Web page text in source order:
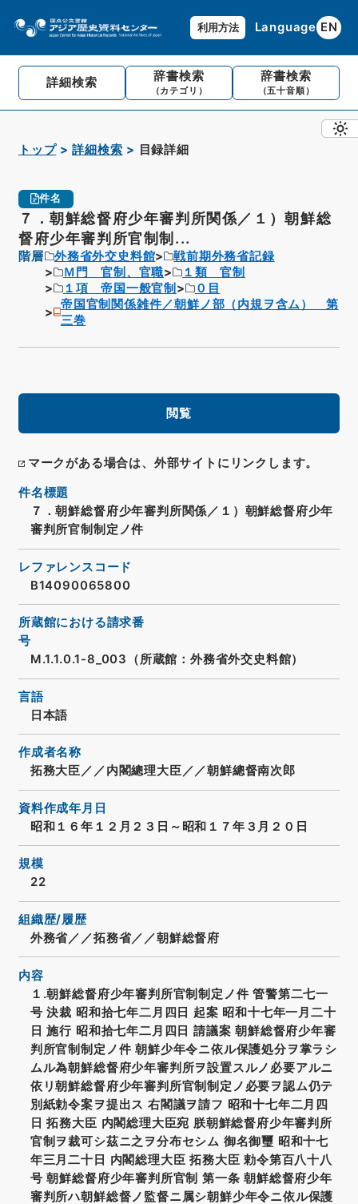
利用方法 Language EN
詳細検索 辞書検索
（カテゴリ）
辞書検索
（五十音順）
トップ 詳細検索 目録詳細
件名
７．朝鮮総督府少年審判所関係／１）朝鮮総
督府少年審判所官制制...
階層 外務省外交史料館
戦前期外務省記録
Ｍ門 官制、官職
１類 官制
１項 帝国一般官制
０目
帝国官制関係雑件／朝鮮ノ部（内規ヲ含ム） 第
三巻
閲覧
マークがある場合は、外部サイトにリンクします。
件名標題
７．朝鮮総督府少年審判所関係／１）朝鮮総督府少年
審判所官制制定ノ件
レファレンスコード
B14090065800
所蔵館における請求番
号
M.1.1.0.1-8_003（所蔵館：外務省外交史料館）
言語
日本語
作成者名称
拓務大臣／／内閣總理大臣／／朝鮮總督南次郎
資料作成年月日
昭和１６年１２月２３日～昭和１７年３月２０日
規模
22
組織歴/履歴
外務省／／拓務省／／朝鮮総督府
内容
１.朝鮮総督府少年審判所官制制定ノ件 管警第二七一
号 決裁 昭和拾七年二月四日 起案 昭和十七年一月二十
日 施行 昭和拾七年二月四日 請議案 朝鮮総督府少年審
判所官制制定ノ件 朝鮮少年令ニ依ル保護処分ヲ掌ラシ
ムル為朝鮮総督府少年審判所ヲ設置スルノ必要アルニ
依リ朝鮮総督府少年審判所官制制定ノ必要ヲ認ム仍テ
別紙勅令案ヲ提出ス 右閣議ヲ請フ 昭和十七年二月四
日 拓務大臣 内閣総理大臣宛 朕朝鮮総督府少年審判所
官制ヲ裁可シ茲ニ之ヲ分布セシム 御名御璽 昭和十七
年三月二十日 内閣総理大臣 拓務大臣 勅令第百八十八
号 朝鮮総督府少年審判所官制 第一条 朝鮮総督府少年
審判所ハ朝鮮総督ノ監督ニ属シ朝鮮少年令ニ依ル保護